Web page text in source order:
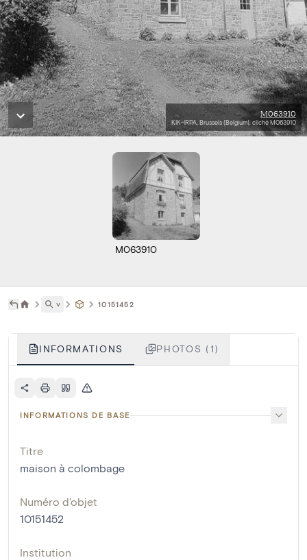
M063910
KIK-IRPA, Brussels (Belgium), cliché M063910
M063910
˅ 10151452
INFORMATIONS PHOTOS (1)
INFORMATIONS DE BASE
Titre
maison à colombage
Numéro d'objet
10151452
Institution